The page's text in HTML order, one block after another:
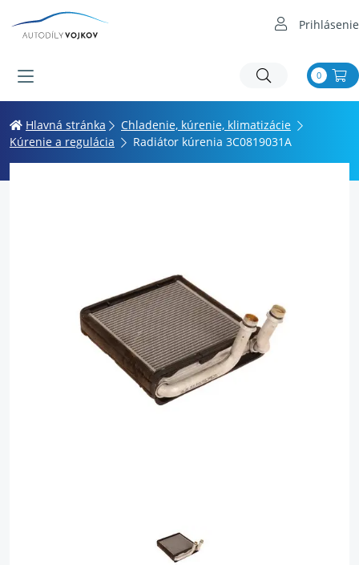
Prihlásenie
0
Hlavná stránka
Chladenie, kúrenie, klimatizácie
Kúrenie a regulácia
Radiátor kúrenia 3C0819031A